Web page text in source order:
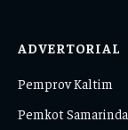
ADVERTORIAL
Pemprov Kaltim
Pemkot Samarinda